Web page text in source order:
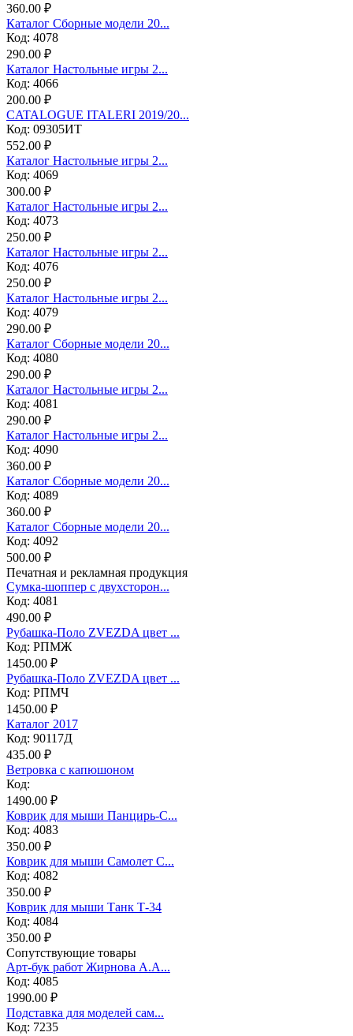
360.00 ₽
Каталог Сборные модели 20...
Код: 4078
290.00 ₽
Каталог Настольные игры 2...
Код: 4066
200.00 ₽
CATALOGUE ITALERI 2019/20...
Код: 09305ИТ
552.00 ₽
Каталог Настольные игры 2...
Код: 4069
300.00 ₽
Каталог Настольные игры 2...
Код: 4073
250.00 ₽
Каталог Настольные игры 2...
Код: 4076
250.00 ₽
Каталог Настольные игры 2...
Код: 4079
290.00 ₽
Каталог Сборные модели 20...
Код: 4080
290.00 ₽
Каталог Настольные игры 2...
Код: 4081
290.00 ₽
Каталог Настольные игры 2...
Код: 4090
360.00 ₽
Каталог Сборные модели 20...
Код: 4089
360.00 ₽
Каталог Сборные модели 20...
Код: 4092
500.00 ₽
Печатная и рекламная продукция
Сумка-шоппер с двухсторон...
Код: 4081
490.00 ₽
Рубашка-Поло ZVEZDA цвет ...
Код: РПМЖ
1450.00 ₽
Рубашка-Поло ZVEZDA цвет ...
Код: РПМЧ
1450.00 ₽
Каталог 2017
Код: 90117Д
435.00 ₽
Ветровка с капюшоном
Код:
1490.00 ₽
Коврик для мыши Панцирь-С...
Код: 4083
350.00 ₽
Коврик для мыши Самолет С...
Код: 4082
350.00 ₽
Коврик для мыши Танк Т-34
Код: 4084
350.00 ₽
Сопутствующие товары
Арт-бук работ Жирнова А.А...
Код: 4085
1990.00 ₽
Подставка для моделей сам...
Код: 7235